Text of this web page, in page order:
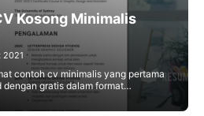
Kosong Minimalis
2021
contoh cv minimalis yang pertama
gratis dalam format
format cv minimalis